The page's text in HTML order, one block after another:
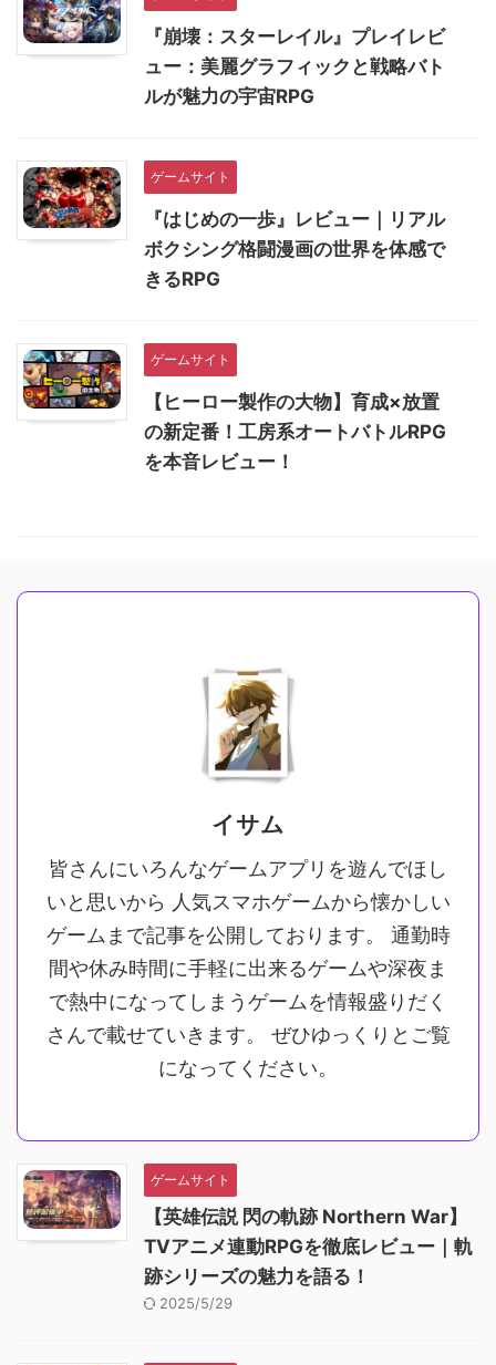
『崩壊：スターレイル』プレイレビ
ュー：美麗グラフィックと戦略バト
ルが魅力の宇宙RPG
ゲームサイト
『はじめの一歩』レビュー｜リアル
ボクシング格闘漫画の世界を体感で
きるRPG
ゲームサイト
【ヒーロー製作の大物】育成×放置
の新定番！工房系オートバトルRPG
を本音レビュー！
イサム
皆さんにいろんなゲームアプリを遊んでほし
いと思いから 人気スマホゲームから懐かしい
ゲームまで記事を公開しております。 通勤時
間や休み時間に手軽に出来るゲームや深夜ま
で熱中になってしまうゲームを情報盛りだく
さんで載せていきます。 ぜひゆっくりとご覧
になってください。
ゲームサイト
【英雄伝説 閃の軌跡 Northern War】
TVアニメ連動RPGを徹底レビュー｜軌
跡シリーズの魅力を語る！
2025/5/29